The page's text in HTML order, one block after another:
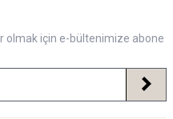
olmak için e-bültenimize abone